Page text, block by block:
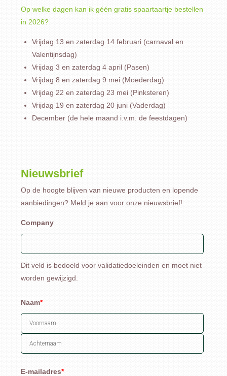
Op welke dagen kan ik géén gratis spaartaartje bestellen
in 2026?
Vrijdag 13 en zaterdag 14 februari (carnaval en
Valentijnsdag)
Vrijdag 3 en zaterdag 4 april (Pasen)
Vrijdag 8 en zaterdag 9 mei (Moederdag)
Vrijdag 22 en zaterdag 23 mei (Pinksteren)
Vrijdag 19 en zaterdag 20 juni (Vaderdag)
December (de hele maand i.v.m. de feestdagen)
Nieuwsbrief
Op de hoogte blijven van nieuwe producten en lopende
aanbiedingen? Meld je aan voor onze nieuwsbrief!
Company
Dit veld is bedoeld voor validatiedoeleinden en moet niet
worden gewijzigd.
Naam*
Voornaam
E-mailadres*